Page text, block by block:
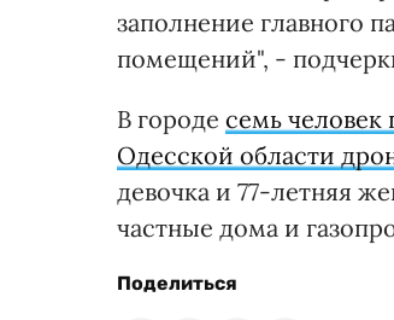
заполнение главного
помещений", -
В городе семь человек
Одесской области
девочка и 77-летняя
частные дома и
Поделиться